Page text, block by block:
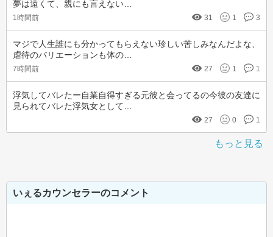
夢は遠くて、親にも言えない…
1時間前 31 1 3
マジで人生誰にも分かってもらえない珍しい苦しみなんだよな、
虐待のバリエーションも体の…
7時間前 27 1 1
浮気してバレたー自業自得すぎる元彼と会ってるの今彼の友達に
見られてバレた浮気女として…
27 0 1
もっと見る
いぇるカウンセラーのコメント